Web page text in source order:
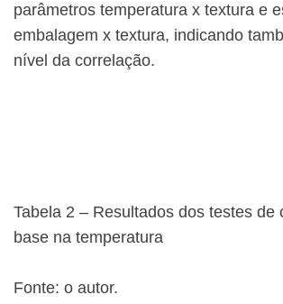
parâmetros temperatura x textura e
embalagem x textura, indicando
nível da correlação.
Tabela 2 – Resultados dos testes de
base na temperatura
Fonte: o autor.